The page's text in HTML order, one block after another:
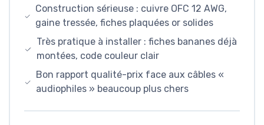
Construction sérieuse : cuivre OFC 12 AWG,
gaine tressée, fiches plaquées or solides
Très pratique à installer : fiches bananes déjà
montées, code couleur clair
Bon rapport qualité-prix face aux câbles «
audiophiles » beaucoup plus chers